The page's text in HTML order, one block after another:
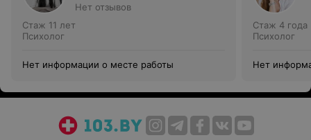
Нет отзывов
Стаж 11 лет
Психолог
Нет информации о месте работы
Стаж 4 года
Психолог
Нет